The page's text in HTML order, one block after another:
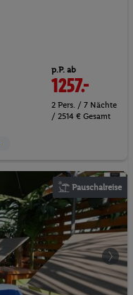
p.P. ab
1257.-
2 Pers. / 7 Nächte
/ 2514 € Gesamt
Pauschalreise